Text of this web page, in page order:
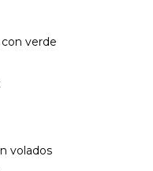
verde
volados